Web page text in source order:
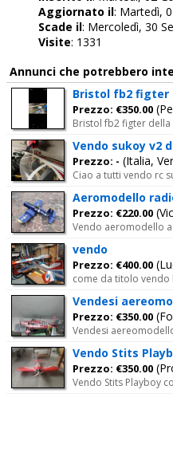
Aggiornato il: Martedì,
Scade il: Mercoledì, 30
Visite: 1331
Annunci che potrebbero
Bristol fb2 figter
Prezzo: €350.00
Bristol fb2 figter
Vendo sukoy v2
Prezzo: - (Italia,
Ciao a tutti vendo rc
Aeromodello
Prezzo: €220.00
Vendo aeromodello
vendo
Prezzo: €400.00
come da titolo
Vendesi
Prezzo: €350.00
Vendesi
Vendo Stits
Prezzo: €350.00
Vendo Stits Playboy